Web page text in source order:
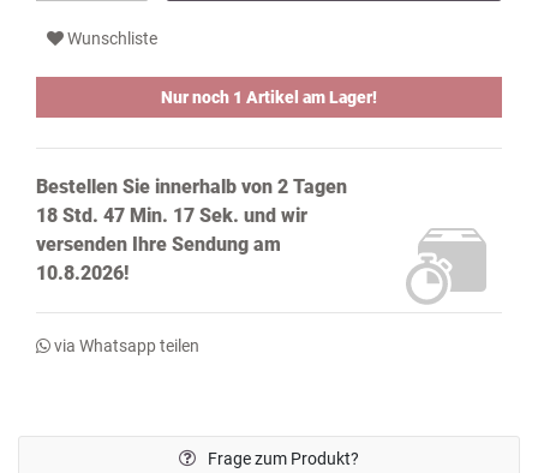
Wunschliste
Nur noch 1 Artikel am Lager!
Bestellen Sie innerhalb von 2 Tagen
18 Std. 47 Min. 16 Sek. und wir
versenden Ihre Sendung am
10.8.2026!
via Whatsapp teilen
Frage zum Produkt?